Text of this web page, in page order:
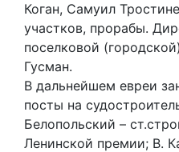
Коган, Самуил
участков, прорабы.
поселковой
Гусман.
В дальнейшем евреи
посты на
Белопольский –
Ленинской премии; В.